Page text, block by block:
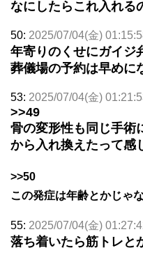
なにしたらこれ入れる
50: 2025/07/04(金)
年寄りのくせにガイジ
葬儀場の予約は早めに
53: 2025/07/04(金)
>>49
骨の変形性も同じ手術
から入れ換えたって感
>>50
この発症は年齢とかじゃ
55: 2025/07/04(金)
落ち着いたら筋トレと